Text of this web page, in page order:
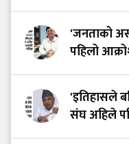
'जनताको
पहिलो
'इतिहासले
संघ अहिले